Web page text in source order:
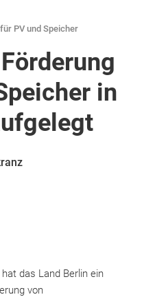
PV und Speicher
in
das Land Berlin ein
von